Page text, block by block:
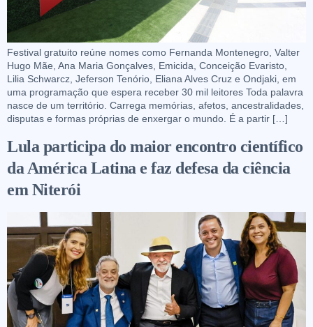
Festival gratuito reúne nomes como Fernanda Montenegro, Valter
Hugo Mãe, Ana Maria Gonçalves, Emicida, Conceição Evaristo,
Lilia Schwarcz, Jeferson Tenório, Eliana Alves Cruz e Ondjaki, em
uma programação que espera receber 30 mil leitores Toda palavra
nasce de um território. Carrega memórias, afetos, ancestralidades,
disputas e formas próprias de enxergar o mundo. É a partir […]
Lula participa do maior encontro científico
da América Latina e faz defesa da ciência
em Niterói